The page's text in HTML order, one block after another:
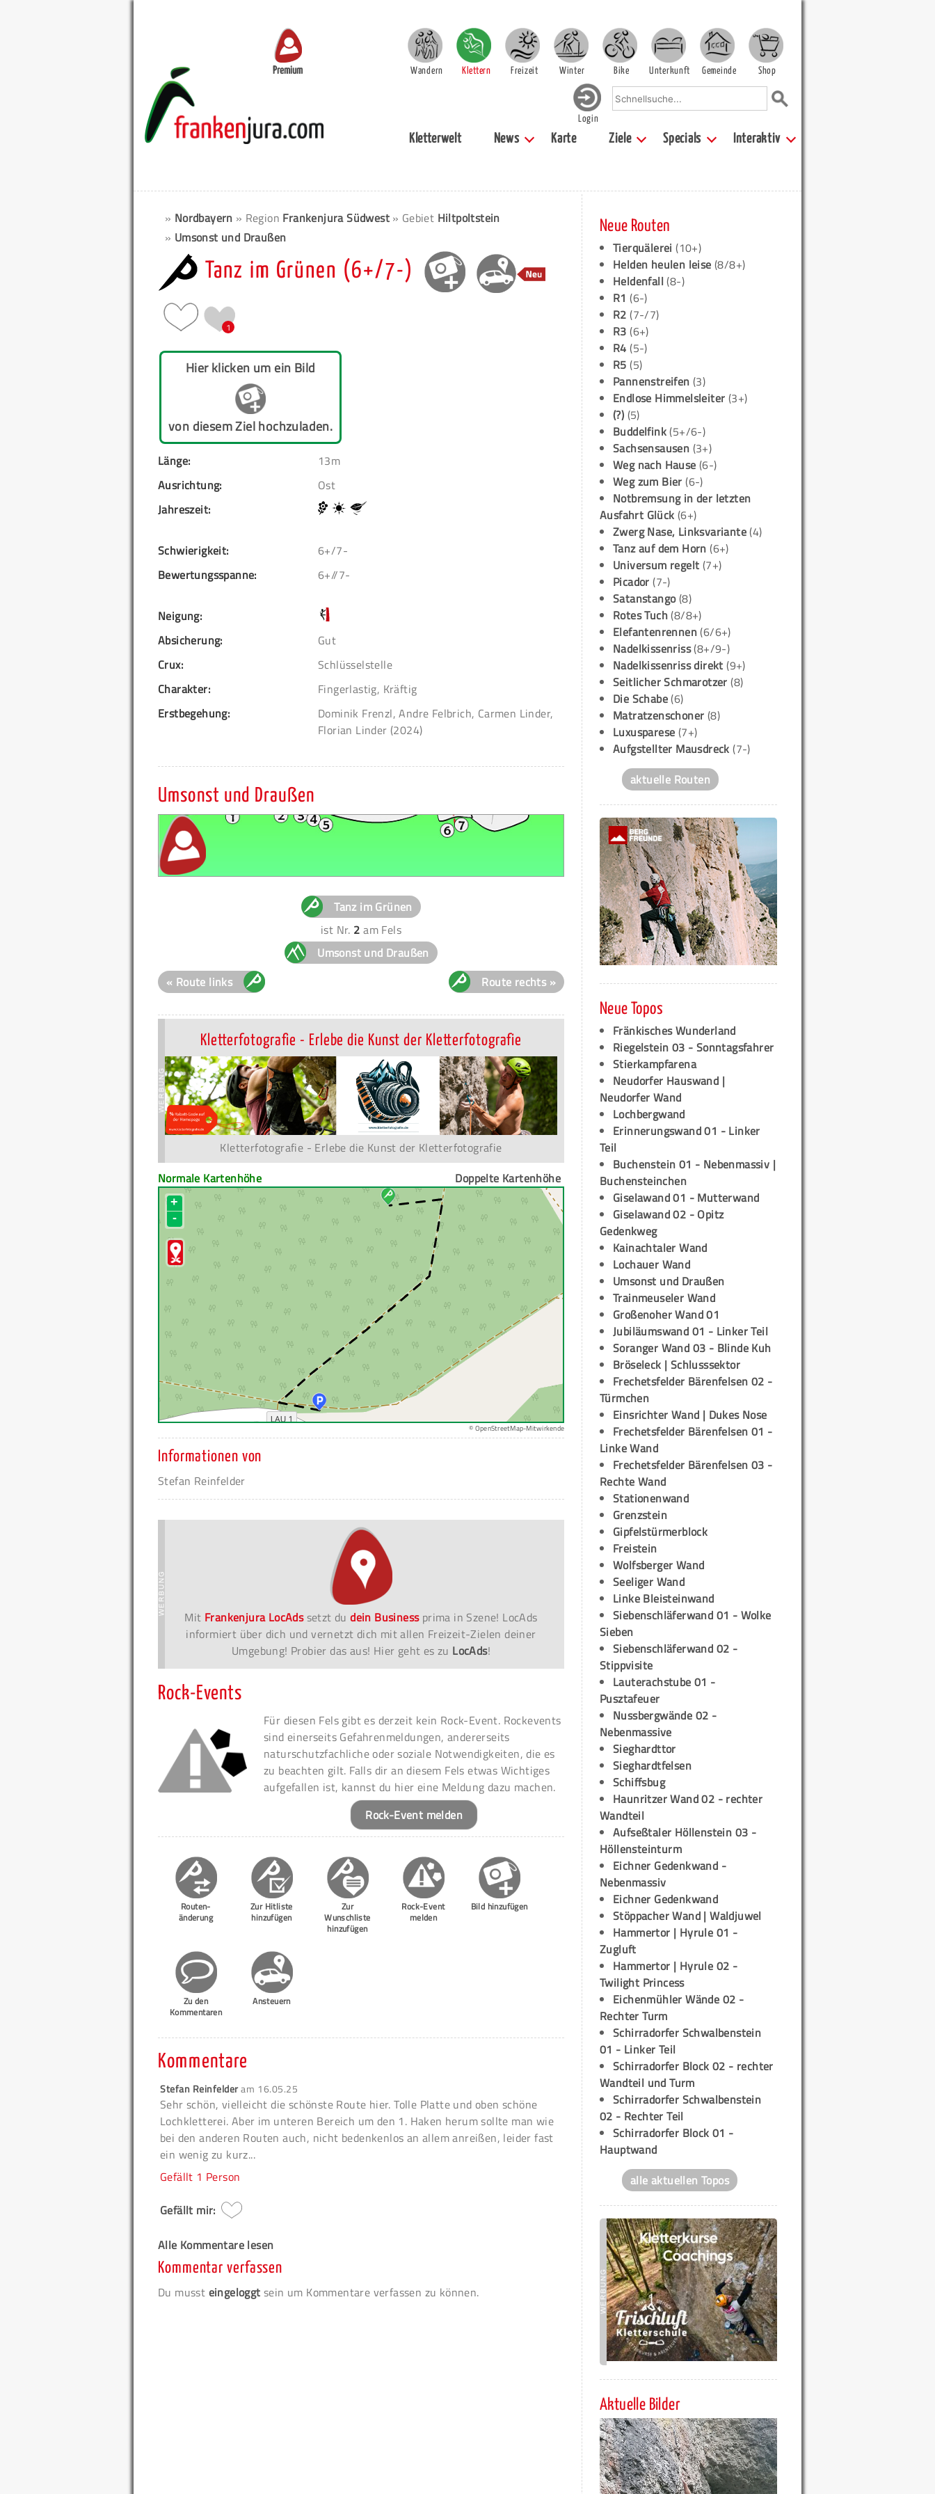
Premium Wandern Klettern Freizeit Winter Bike Unterkunft Gemeinde Shop
Login
Kletterwelt News Karte Ziele Specials Interaktiv
» Nordbayern » Region Frankenjura Südwest » Gebiet Hiltpoltstein
» Umsonst und Draußen
Tanz im Grünen (6+/7-)
1
Hier klicken um ein Bild
von diesem Ziel hochzuladen.
Länge:
13m
Ausrichtung:
Ost
Jahreszeit:
Schwierigkeit:
6+/7-
Bewertungsspanne:
6+//7-
Neigung:
Absicherung:
Gut
Crux:
Schlüsselstelle
Charakter:
Fingerlastig, Kräftig
Erstbegehung:
Dominik Frenzl, Andre Felbrich, Carmen Linder,
Florian Linder (2024)
Umsonst und Draußen
Tanz im Grünen
ist Nr. 2 am Fels
Umsonst und Draußen
« Route links
Route rechts »
Kletterfotografie - Erlebe die Kunst der Kletterfotografie
Kletterfotografie - Erlebe die Kunst der Kletterfotografie
Normale Kartenhöhe
Doppelte Kartenhöhe
+
-
© OpenStreetMap-Mitwirkende
Informationen von
Stefan Reinfelder
Mit Frankenjura LocAdssetzt dudein Businessprima in Szene! LocAds
informiert über dich und vernetzt dich mit allen Freizeit-Zielen deiner
Umgebung! Probier das aus! Hier geht es zu LocAds!
Rock-Events
Für diesen Fels gibt es derzeit kein Rock-Event. Rockevents
sind einerseits Gefahrenmeldungen, andererseits
naturschutzfachliche oder soziale Notwendigkeiten, die es
zu beachten gilt. Falls dir an diesem Fels etwas Wichtiges
aufgefallen ist, kannst du hier eine Meldung dazu machen.
Rock-Event melden
Routen-
änderung
Zur Hitliste
hinzufügen
Zur
Wunschliste
hinzufügen
Rock-Event
melden
Bild hinzufügen
Zu den
Kommentaren
Ansteuern
Kommentare
Stefan Reinfelderam 16.05.25
Sehr schön, vielleicht die schönste Route hier. Tolle Platte und oben schöne
Lochkletterei. Aber im unteren Bereich um den 1. Haken herum sollte man wie
bei den anderen Routen auch, nicht bedenkenlos an allem anreißen, leider fast
ein wenig zu kurz...
Gefällt 1 Person
Gefällt mir:
Alle Kommentare lesen
Kommentar verfassen
Du musst eingeloggt sein um Kommentare verfassen zu können.
Neue Routen
Tierquälerei (10+)
Helden heulen leise(8/8+)
Heldenfall(8-)
R1 (6-)
R2 (7-/7)
R3 (6+)
R4 (5-)
R5 (5)
Pannenstreifen (3)
Endlose Himmelsleiter (3+)
(?) (5)
Buddelfink(5+/6-)
Sachsensausen (3+)
Weg nach Hause (6-)
Weg zum Bier (6-)
Notbremsung in der letzten
Ausfahrt Glück (6+)
Zwerg Nase, Linksvariante(4)
Tanz auf dem Horn (6+)
Universum regelt (7+)
Picador (7-)
Satanstango(8)
Rotes Tuch(8/8+)
Elefantenrennen(6/6+)
Nadelkissenriss(8+/9-)
Nadelkissenriss direkt (9+)
Seitlicher Schmarotzer (8)
Die Schabe(6)
Matratzenschoner (8)
Luxusparese (7+)
Aufgstellter Mausdreck (7-)
aktuelle Routen
Neue Topos
Fränkisches Wunderland
Riegelstein 03 - Sonntagsfahrer
Stierkampfarena
Neudorfer Hauswand |
Neudorfer Wand
Lochbergwand
Erinnerungswand 01 - Linker
Teil
Buchenstein 01 - Nebenmassiv |
Buchensteinchen
Giselawand 01 - Mutterwand
Giselawand 02 - Opitz
Gedenkweg
Kainachtaler Wand
Lochauer Wand
Umsonst und Draußen
Trainmeuseler Wand
Großenoher Wand 01
Jubiläumswand 01 - Linker Teil
Soranger Wand 03 - Blinde Kuh
Bröseleck | Schlusssektor
Frechetsfelder Bärenfelsen 02 -
Türmchen
Einsrichter Wand | Dukes Nose
Frechetsfelder Bärenfelsen 01 -
Linke Wand
Frechetsfelder Bärenfelsen 03 -
Rechte Wand
Stationenwand
Grenzstein
Gipfelstürmerblock
Freistein
Wolfsberger Wand
Seeliger Wand
Linke Bleisteinwand
Siebenschläferwand 01 - Wolke
Sieben
Siebenschläferwand 02 -
Stippvisite
Lauterachstube 01 -
Pusztafeuer
Nussbergwände 02 -
Nebenmassive
Sieghardttor
Sieghardtfelsen
Schiffsbug
Haunritzer Wand 02 - rechter
Wandteil
Aufseßtaler Höllenstein 03 -
Höllensteinturm
Eichner Gedenkwand -
Nebenmassiv
Eichner Gedenkwand
Stöppacher Wand | Waldjuwel
Hammertor | Hyrule 01 -
Zugluft
Hammertor | Hyrule 02 -
Twilight Princess
Eichenmühler Wände 02 -
Rechter Turm
Schirradorfer Schwalbenstein
01 - Linker Teil
Schirradorfer Block 02 - rechter
Wandteil und Turm
Schirradorfer Schwalbenstein
02 - Rechter Teil
Schirradorfer Block 01 -
Hauptwand
alle aktuellen Topos
Aktuelle Bilder